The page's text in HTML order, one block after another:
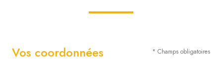
Vos coordonnées * Champs obligatoires